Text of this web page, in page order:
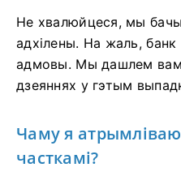
Не хвалюйцеся, мы
адхілены. На жаль,
адмовы. Мы дашлем вам
дзеяннях у гэтым
Чаму я
часткамі?